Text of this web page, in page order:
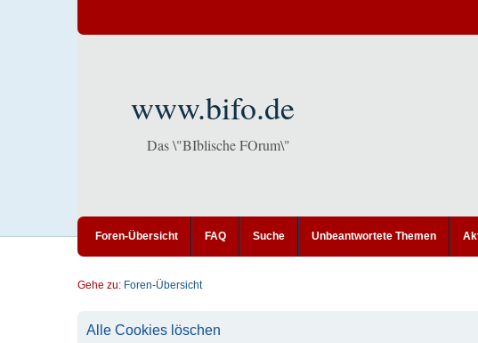
www.bifo.de
Das \"BIblische FOrum\"
Foren-Übersicht FAQ Suche Unbeantwortete Themen
Gehe zu: Foren-Übersicht
Alle Cookies löschen